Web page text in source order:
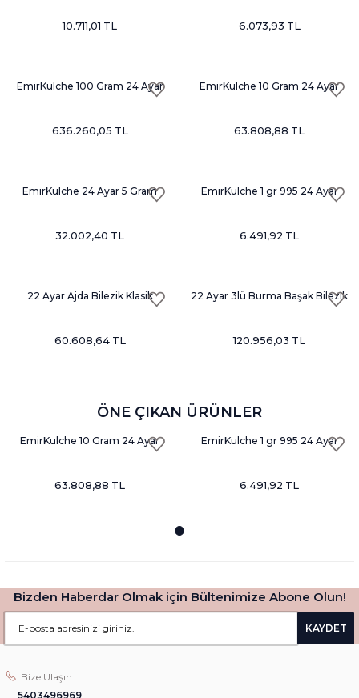
10.711,01 TL 6.073,93 TL
EmirKulche 100 Gram 24 Ayar
636.260,05 TL
EmirKulche 10 Gram 24 Ayar
63.808,88 TL
EmirKulche 24 Ayar 5 Gram
32.002,40 TL
EmirKulche 1 gr 995 24 Ayar
6.491,92 TL
22 Ayar Ajda Bilezik Klasik
60.608,64 TL
22 Ayar 3lü Burma Başak Bilezik
120.956,03 TL
ÖNE ÇIKAN ÜRÜNLER
EmirKulche 10 Gram 24 Ayar
63.808,88 TL
EmirKulche 1 gr 995 24 Ayar
6.491,92 TL
Bizden Haberdar Olmak için Bültenimize Abone Olun!
KAYDET
Bize Ulaşın:
5403496969